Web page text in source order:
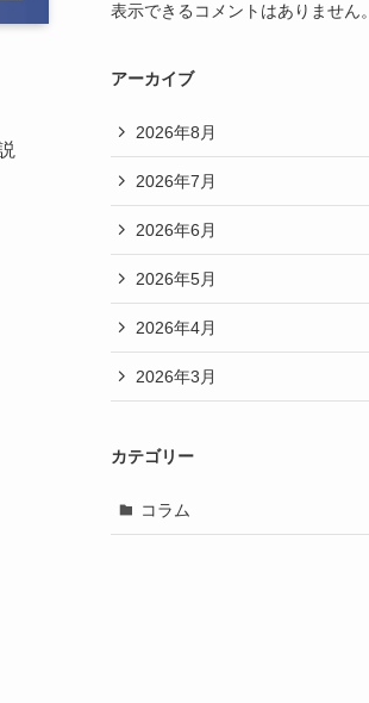
表示できるコメントはありません。
アーカイブ
2026年8月
2026年7月
2026年6月
2026年5月
2026年4月
2026年3月
カテゴリー
コラム